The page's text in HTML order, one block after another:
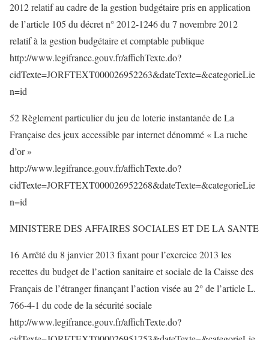
2012 relatif au cadre de la gestion budgétaire pris en application
de l’article 105 du décret n° 2012-1246 du 7 novembre 2012
relatif à la gestion budgétaire et comptable publique
http://www.legifrance.gouv.fr/affichTexte.do?
cidTexte=JORFTEXT000026952263&dateTexte=&categorieLie
n=id
52 Règlement particulier du jeu de loterie instantanée de La
Française des jeux accessible par internet dénommé « La ruche
d’or »
http://www.legifrance.gouv.fr/affichTexte.do?
cidTexte=JORFTEXT000026952268&dateTexte=&categorieLie
n=id
MINISTERE DES AFFAIRES SOCIALES ET DE LA SANTE
16 Arrêté du 8 janvier 2013 fixant pour l’exercice 2013 les
recettes du budget de l’action sanitaire et sociale de la Caisse des
Français de l’étranger finançant l’action visée au 2° de l’article L.
766-4-1 du code de la sécurité sociale
http://www.legifrance.gouv.fr/affichTexte.do?